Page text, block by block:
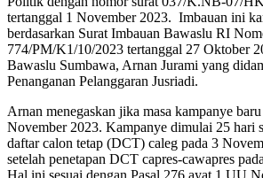
tertanggal 1 November 2023. Imbauan ini
berdasarkan Surat Imbauan Bawaslu RI
774/PM/K1/10/2023 tertanggal 27 Oktober
Bawaslu Sumbawa, Arnan Jurami yang
Penanganan Pelanggaran Jusriadi.
Arnan menegaskan jika masa kampanye
November 2023. Kampanye dimulai 25 hari
daftar calon tetap (DCT) caleg pada 3
setelah penetapan DCT capres-cawapres
Hal ini sesuai dengan Pasal 276 ayat 1 UU